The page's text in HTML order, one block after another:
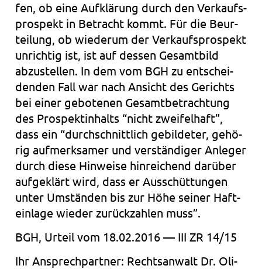
fen, ob eine Auf­klä­rung durch den Ver­kaufs­
pro­spekt in Betracht kommt. Für die Beur­
tei­lung, ob wie­der­um der Ver­kaufs­pro­spekt
unrich­tig ist, ist auf des­sen Gesamt­bild
abzu­stel­len. In dem vom BGH zu ent­schei­
den­den Fall war nach Ansicht des Gerichts
bei einer gebo­te­nen Gesamt­be­trach­tung
des Pro­spek­tin­halts “nicht zwei­fel­haft”,
dass ein “durch­schnitt­lich gebil­de­ter, gehö­
rig auf­merk­sa­mer und ver­stän­di­ger Anle­ger
durch diese Hin­wei­se hin­rei­chend dar­über
auf­ge­klärt wird, dass er Aus­schüt­tun­gen
unter Umstän­den bis zur Höhe sei­ner Haft­
ein­la­ge wie­der zurück­zah­len muss”.
BGH, Urteil vom 18.02.2016 — III ZR 14/15
Ihr Ansprech­part­ner: Rechts­an­walt Dr. Oli­